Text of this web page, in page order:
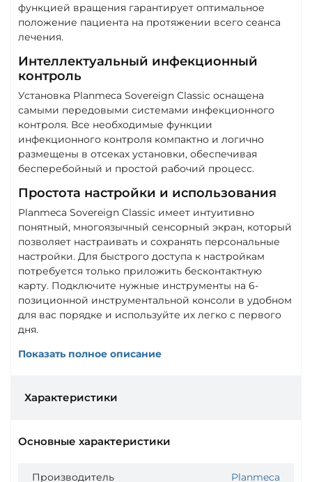
функцией вращения гарантирует оптимальное
положение пациента на протяжении всего сеанса
лечения.
Интеллектуальный инфекционный
контроль
Установка Planmeca Sovereign Classic оснащена
самыми передовыми системами инфекционного
контроля. Все необходимые функции
инфекционного контроля компактно и логично
размещены в отсеках установки, обеспечивая
бесперебойный и простой рабочий процесс.
Простота настройки и использования
Planmeca Sovereign Classic имеет интуитивно
понятный, многоязычный сенсорный экран, который
позволяет настраивать и сохранять персональные
настройки. Для быстрого доступа к настройкам
потребуется только приложить бесконтактную
карту. Подключите нужные инструменты на 6-
позиционной инструментальной консоли в удобном
для вас порядке и используйте их легко с первого
дня.
Показать полное описание
Характеристики
Основные характеристики
Производитель Planmeca